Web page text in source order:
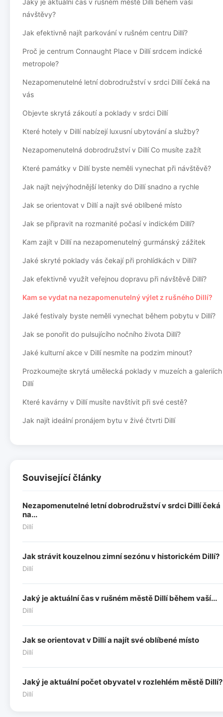
návštěvy?
Jak efektivně najít parkování v rušném centru Dillí?
Proč je centrum Connaught Place v Dillí srdcem indické
metropole?
Nezapomenutelné letní dobrodružství v srdci Dillí čeká na
vás
Objevte skrytá zákoutí a poklady v srdci Dillí
Které hotely v Dillí nabízejí luxusní ubytování a služby?
Nezapomenutelná dobrodružství v Dillí Co musíte zažít
Které památky v Dillí byste neměli vynechat při návštěvě?
Jak najít nejvýhodnější letenky do Dillí snadno a rychle
Jak se orientovat v Dillí a najít své oblíbené místo
Jak se připravit na rozmanité počasí v indickém Dillí?
Kam zajít v Dillí na nezapomenutelný gurmánský zážitek
Jaké skryté poklady vás čekají při prohlídkách v Dillí?
Jak efektivně využít veřejnou dopravu při návštěvě Dillí?
Kam se vydat na nezapomenutelný výlet z rušného Dillí?
Jaké festivaly byste neměli vynechat během pobytu v Dillí?
Jak se ponořit do pulsujícího nočního života Dillí?
Jaké kulturní akce v Dillí nesmíte na podzim minout?
Prozkoumejte skrytá umělecká poklady v muzeích a galeriích
Dillí
Které kavárny v Dillí musíte navštívit při své cestě?
Jak najít ideální pronájem bytu v živé čtvrti Dillí
Související články
Nezapomenutelné letní dobrodružství v srdci Dillí čeká
na...
Dillí
Jak strávit kouzelnou zimní sezónu v historickém Dillí?
Dillí
Jaký je aktuální čas v rušném městě Dillí během vaší...
Dillí
Jak se orientovat v Dillí a najít své oblíbené místo
Dillí
Jaký je aktuální počet obyvatel v rozlehlém městě Dillí?
Dillí